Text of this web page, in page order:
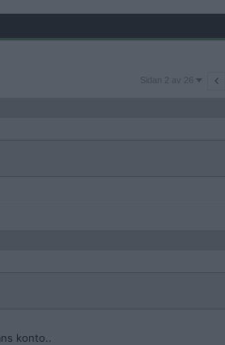
Sidan
Sidan 2 av 26
konto..